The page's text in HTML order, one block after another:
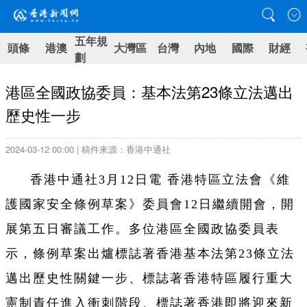
頭條 港澳 五年規
劃
大灣區 台灣 內地 國際 財經
港區全國政協委員：基本法第23條立法邁出
歷史性一步
2024-03-12 00:00 | 稿件來源：香港中通社
香港中通社3月12日電 香港特區立法會《維
護國家安全條例草案》委員會12日繼續開會，開
展第五日審議工作。多位港區全國政協委員表
示，條例草案出爐標誌著香港基本法第23條立法
邁出歷史性關鍵一步、標誌著香港特區履行重大
憲制責任進入衝刺階段、標誌著香港即將迎來新